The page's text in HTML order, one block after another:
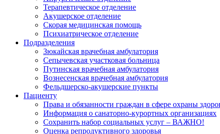
Терапевтическое отделение
Акушерское отделение
Скорая медицинская помощь
Психиатрическое отделение
Подразделения
Зюкайская врачебная амбулатория
Сепычевская участковая больница
Путинская врачебная амбулатория
Вознесенская врачебная амбулатория
Фельдшерско-акушерские пункты
Пациенту
Права и обязанности граждан в сфере охраны
Информация о санаторно-курортных организациях
Сохранить набор социальных услуг – ВАЖНО!
Оценка репродуктивного здоровья